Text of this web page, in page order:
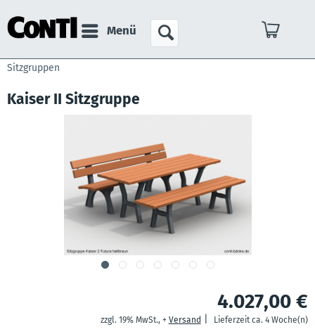
Menü
Sitzgruppen
Kaiser II Sitzgruppe
4.027,00 €
zzgl. 19% MwSt., + Versand Lieferzeit ca. 4 Woche(n)